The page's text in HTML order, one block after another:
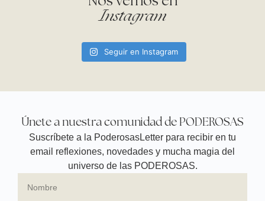
Instagram
Seguir en Instagram
Únete a nuestra comunidad de PODEROSAS
Suscríbete a la PoderosasLetter para recibir en tu
email reflexiones, novedades y mucha magia del
universo de las PODEROSAS.